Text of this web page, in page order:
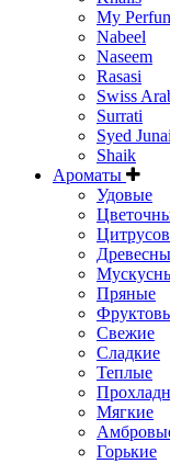
My
Nabeel
Naseem
Rasasi
Swiss
Surrati
Syed
Shaik
Ароматы
Удовые
Пряные
Свежие
Сладкие
Теплые
Мягкие
Горькие